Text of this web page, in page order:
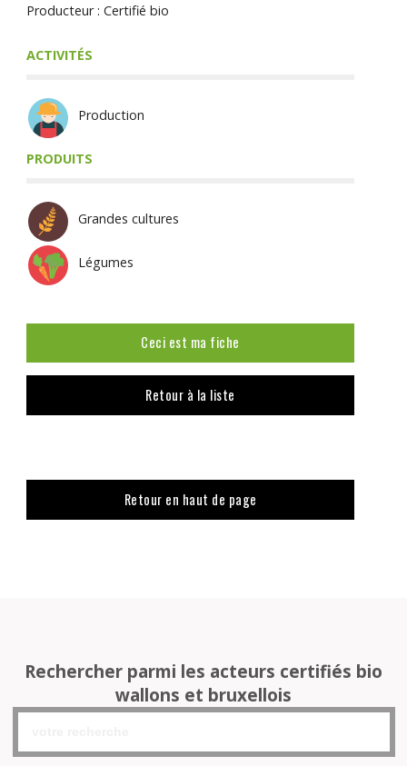
Producteur : Certifié bio
ACTIVITÉS
Production
PRODUITS
Grandes cultures
Légumes
Ceci est ma fiche
Retour à la liste
Retour en haut de page
Rechercher parmi les acteurs certifiés bio
wallons et bruxellois